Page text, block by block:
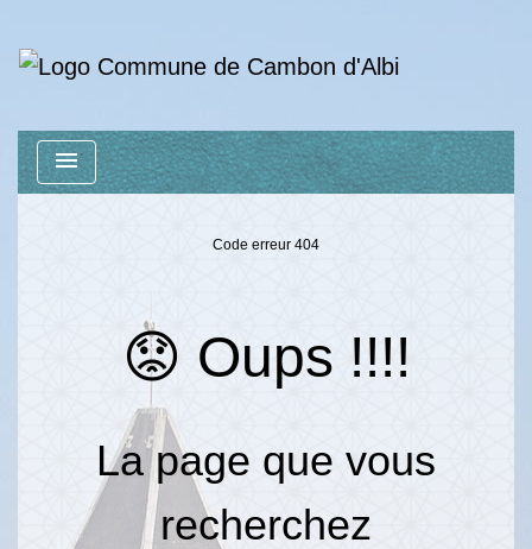
menu
Code erreur 404
😟 Oups !!!!
La page que vous
recherchez